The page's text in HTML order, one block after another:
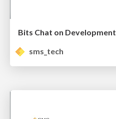
Bits Chat on Development
sms_tech